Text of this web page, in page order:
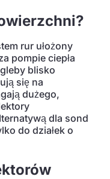
rur ułożony
pompie ciepła
blisko
się na
dużego,
dla sond
do działek o